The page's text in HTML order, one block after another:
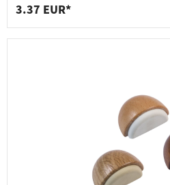
3.37 EUR*